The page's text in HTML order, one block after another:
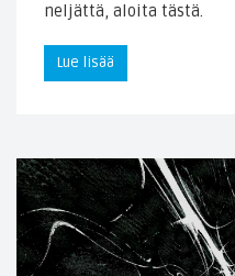
neljättä, aloita tästä.
Lue lisää